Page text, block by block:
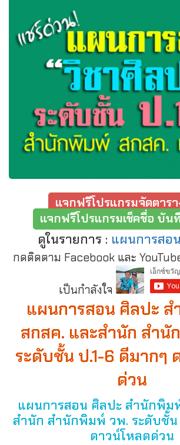
แจกฟรีโปรแกรมจัดตารา
แจกฟรีโปรแกรมเช็คชื่อ บัน
ดูในรายการ : แผนการสอน
กดติดตาม Facebook และ
เป็นกำลังใจ
แผนการสอน ศิลปะ
สกสค. และสำนัก สำนั
ระดับชั้น ป.1-6 ดีมากๆ
ด่วน
แผนการสอน ศิลปะ สำนักพิม
สำนัก สำนักพิมพ์ วพ. ระดับชั้น
ดาวน์โหลดด่วน